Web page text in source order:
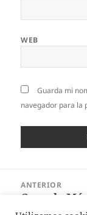
WEB
Guarda mi
navegador para la
ANTERIOR
Entrada
anterior:
Cypack:
transporte